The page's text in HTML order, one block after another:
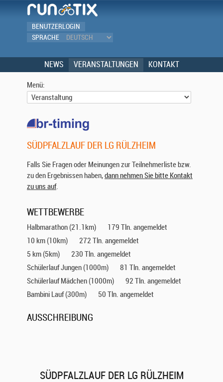
BENUTZERLOGIN
SPRACHE
NEWS VERANSTALTUNGEN KONTAKT
Menü:
SÜDPFALZLAUF DER LG RÜLZHEIM
Falls Sie Fragen oder Meinungen zur Teilnehmerliste bzw.
zu den Ergebnissen haben,dann nehmen Sie bitte Kontakt
zu uns auf.
WETTBEWERBE
Halbmarathon (21.1km)
179 Tln. angemeldet
10 km (10km)
272 Tln. angemeldet
5 km (5km)
230 Tln. angemeldet
Schülerlauf Jungen (1000m)
81 Tln. angemeldet
Schülerlauf Mädchen (1000m)
92 Tln. angemeldet
Bambini Lauf (300m)
50 Tln. angemeldet
AUSSCHREIBUNG
SÜDPFALZLAUF DER LG RÜLZHEIM